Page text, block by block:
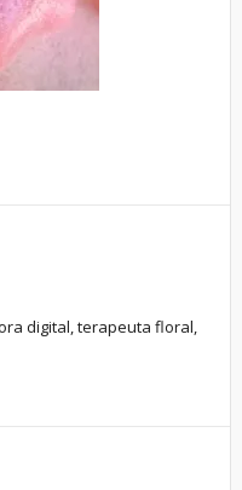
digital, terapeuta floral,